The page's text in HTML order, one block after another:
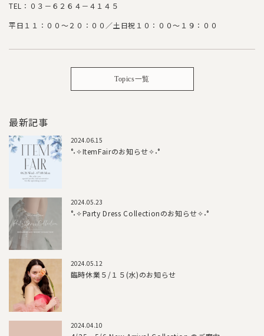
TEL：０３－６２６４－４１４５
平日１１：００～２０：００／土日祝１０：００～１９：００
Topics一覧
最新記事
2024.06.15
°˖✧ItemFairのお知らせ✧˖°
2024.05.23
°˖✧Party Dress Collectionのお知らせ✧˖°
2024.05.12
臨時休業５/１５(水)のお知らせ
2024.04.10